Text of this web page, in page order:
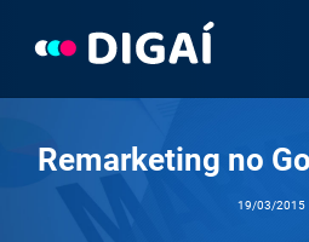
Remarketing no
19/03/2015